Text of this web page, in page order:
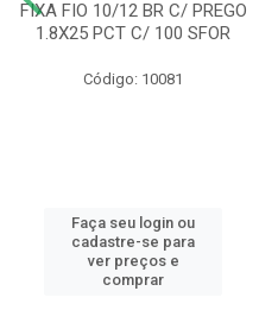
FIXA FIO 10/12 BR C/ PREGO
1.8X25 PCT C/ 100 SFOR
Código: 10081
Faça seu login ou
cadastre-se para
ver preços e
comprar